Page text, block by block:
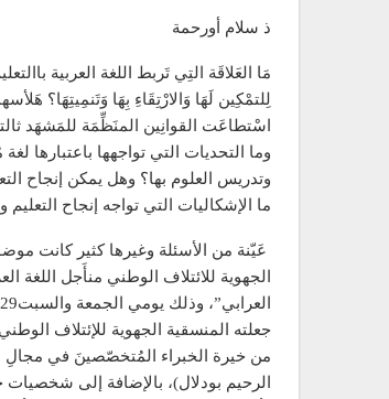
ذ سلام أورحمة
مَا العَلاقَة التِي تَربط اللغة العربية
لِلتمْكِين لَهَا وَالارْتِقَاءِ بِهَا وَتَنمِيتِهَا؟
اسْتطاعَت القوانِين المنَظِّمَة للمَشهَد
وما التحديات التي تواجهها
وتدريس العلوم بها؟ وهل يمكن إنجاح
ما الإشكاليات التي تواجه إنجاح التعليم
عَيّنة من الأسئلة وغيرها كثير كانت
الجهوية للائتلاف الوطني منأَجل اللغة
جعلته المنسقية الجهوية للإئتلاف
من خيرة الخبراء المُتخصّصينَ في مجالِ
الرحيم بودلال)، بالإضافة إلى شخصيات